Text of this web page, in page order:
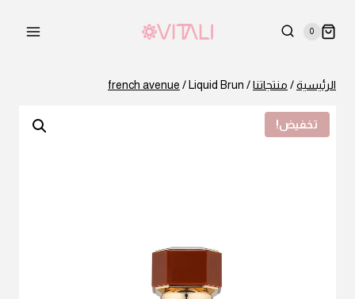
0
الرئيسية/ منتجاتنا/
french avenue / Liquid Brun
تخفيض!